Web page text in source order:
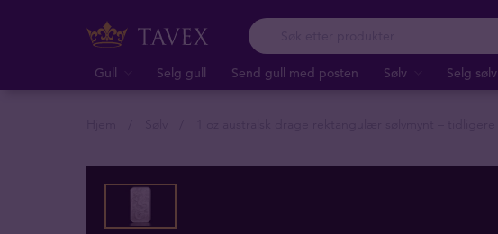
Gull Selg gull Send gull med posten Sølv Selg sølv